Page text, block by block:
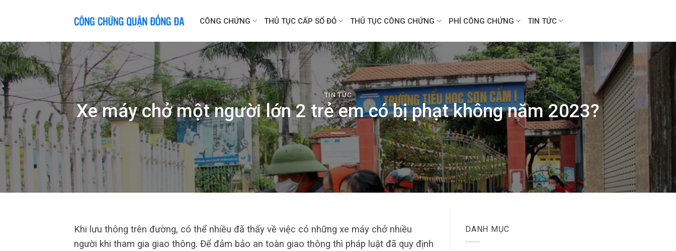
CÔNG CHỨNG THỦ TỤC CẤP SỔ ĐỎ THỦ TỤC CÔNG CHỨNG PHÍ CÔNG CHỨNG TIN TỨC
TIN TỨC
Xe máy chở một người lớn 2 trẻ em có bị phạt không năm 2023?
Khi lưu thông trên đường, có thể nhiều đã thấy về việc có những xe máy chở nhiều
người khi tham gia giao thông. Để đảm bảo an toàn giao thông thì pháp luật đã quy định
DANH MỤC